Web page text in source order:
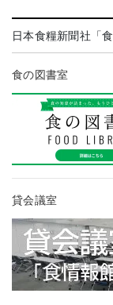
日本食糧新聞社「食
食の図書室
貸会議室